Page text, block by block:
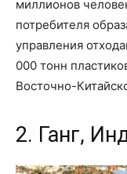
миллионов
потребителя
управления
000 тонн
Восточно-
2. Ганг,